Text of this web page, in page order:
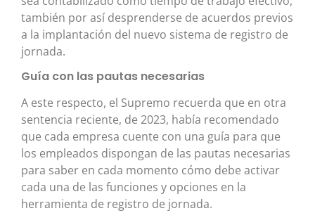
también por así desprenderse de acuerdos previos
a la implantación del nuevo sistema de registro de
jornada.
Guía con las pautas necesarias
A este respecto, el Supremo recuerda que en otra
sentencia reciente, de 2023, había recomendado
que cada empresa cuente con una guía para que
los empleados dispongan de las pautas necesarias
para saber en cada momento cómo debe activar
cada una de las funciones y opciones en la
herramienta de registro de jornada.